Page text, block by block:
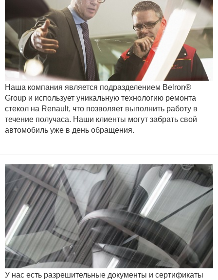
Наша компания является подразделением Belron®
Group и использует уникальную технологию ремонта
стекол на Renault, что позволяет выполнить работу в
течение получаса. Наши клиенты могут забрать свой
автомобиль уже в день обращения.
У нас есть разрешительные документы и сертификаты